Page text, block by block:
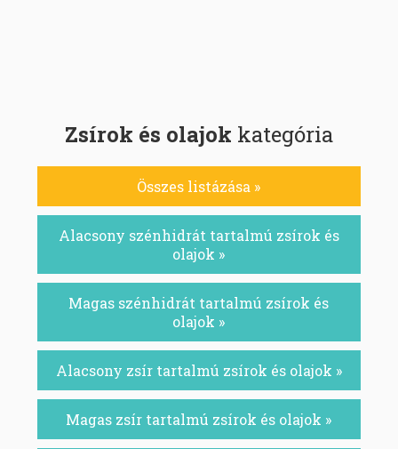
Zsírok és olajok kategória
Összes listázása »
Alacsony szénhidrát tartalmú zsírok és
olajok »
Magas szénhidrát tartalmú zsírok és
olajok »
Alacsony zsír tartalmú zsírok és olajok »
Magas zsír tartalmú zsírok és olajok »